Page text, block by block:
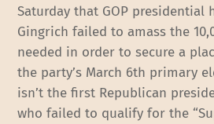
Saturday that GOP presidential
Gingrich failed to amass the
needed in order to secure a
the party’s March 6th primary
isn’t the first Republican
who failed to qualify for the